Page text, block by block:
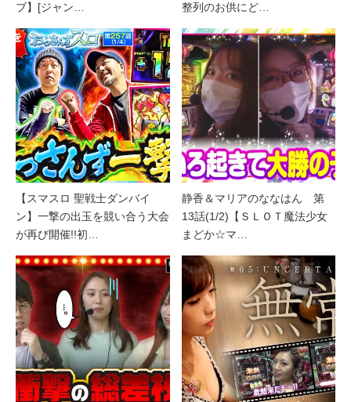
ブ】[ジャン…
整列のお供にど…
【スマスロ 聖戦士ダンバイ
ン】一撃の出玉を競い合う大会
が再び開催!!初…
静香＆マリアのななはん 第
13話(1/2)【ＳＬＯＴ魔法少女
まどか☆マ…